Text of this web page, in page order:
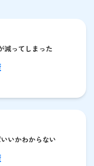
減ってしまった
いかわからない